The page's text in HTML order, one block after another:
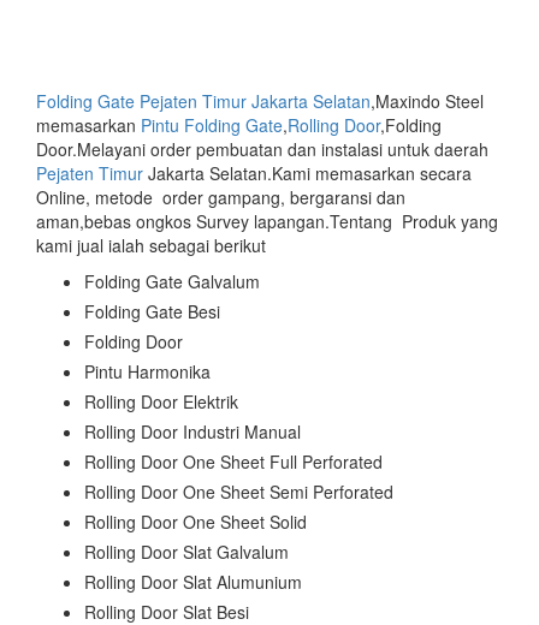
Folding Gate Pejaten Timur Jakarta Selatan,Maxindo Steel
memasarkan Pintu Folding Gate,Rolling Door,Folding
Door.Melayani order pembuatan dan instalasi untuk daerah
Pejaten Timur Jakarta Selatan.Kami memasarkan secara
Online, metode order gampang, bergaransi dan
aman,bebas ongkos Survey lapangan.Tentang Produk yang
kami jual ialah sebagai berikut
Folding Gate Galvalum
Folding Gate Besi
Folding Door
Pintu Harmonika
Rolling Door Elektrik
Rolling Door Industri Manual
Rolling Door One Sheet Full Perforated
Rolling Door One Sheet Semi Perforated
Rolling Door One Sheet Solid
Rolling Door Slat Galvalum
Rolling Door Slat Alumunium
Rolling Door Slat Besi